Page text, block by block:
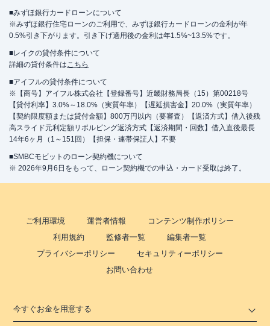
■みずほ銀行カードローンについて
※みずほ銀行住宅ローンのご利用で、みずほ銀行カードローンの金利が年
0.5%引き下がります。引き下げ適用後の金利は年1.5%~13.5%です。
■レイクの貸付条件について
詳細の貸付条件はこちら
■アイフルの貸付条件について
※【商号】アイフル株式会社【登録番号】近畿財務局長（15）第00218号
【貸付利率】3.0%～18.0%（実質年率）【遅延損害金】20.0%（実質年率）
【契約限度額または貸付金額】800万円以内（要審査）【返済方式】借入後残
高スライド元利定額リボルビング返済方式【返済期間・回数】借入直後最長
14年6ヶ月（1～151回）【担保・連帯保証人】不要
■SMBCモビットのローン契約機について
※ 2026年9月6日をもって、ローン契約機での申込・カード受取は終了。
ご利用環境 運営者情報
コンテンツ制作ポリシー
利用規約
監修者一覧
編集者一覧
プライバシーポリシー
セキュリティーポリシー
お問い合わせ
今すぐお金を用意する